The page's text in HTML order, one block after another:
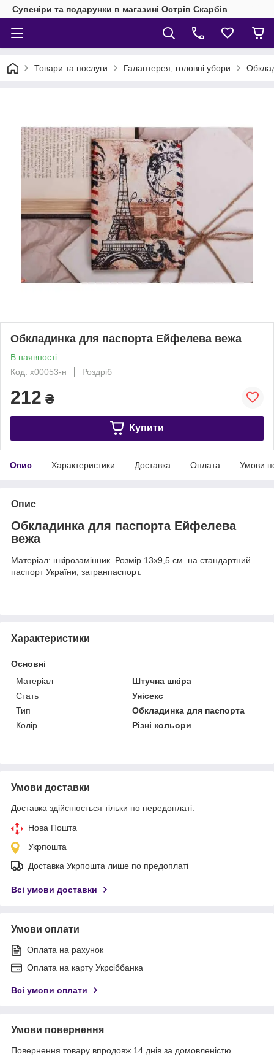
Сувеніри та подарунки в магазині Острів Скарбів
Товари та послуги Галантерея, головні убори
Обкладинка для паспорта Ейфелева вежа
В наявності
Код: x00053-н
Роздріб
212 ₴
Купити
Опис Характеристики Доставка Оплата Умови
Опис
Обкладинка для паспорта Ейфелева
вежа
Матеріал: шкірозамінник. Розмір 13х9,5 см. на стандартний
паспорт України, загранпаспорт.
Характеристики
Основні
Матеріал
Штучна шкіра
Стать
Унісекс
Тип
Обкладинка для паспорта
Колір
Різні кольори
Умови доставки
Доставка здійснюється тільки по передоплаті.
Нова Пошта
Укрпошта
Доставка Укрпошта лише по предоплаті
Всі умови доставки
Умови оплати
Оплата на рахунок
Оплата на карту Укрсіббанка
Всі умови оплати
Умови повернення
Повернення товару впродовж 14 днів за домовленістю